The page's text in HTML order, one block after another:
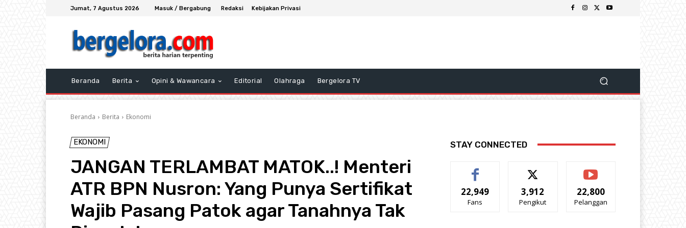
Jumat, 7 Agustus 2026 Masuk / Bergabung Redaksi Kebijakan Privasi
Beranda Berita Opini & Wawancara Editorial Olahraga Bergelora TV
Beranda Berita Ekonomi
EKONOMI
JANGAN TERLAMBAT MATOK..! Menteri
ATR BPN Nusron: Yang Punya Sertifikat
Wajib Pasang Patok agar Tanahnya Tak
STAY CONNECTED
22,949
Fans
3,912
Pengikut
22,800
Pelanggan